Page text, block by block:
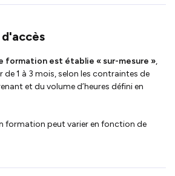
formation est établie « sur-mesure »,
de 1 à 3 mois, selon les contraintes de
et du volume d’heures défini en
formation peut varier en fonction de